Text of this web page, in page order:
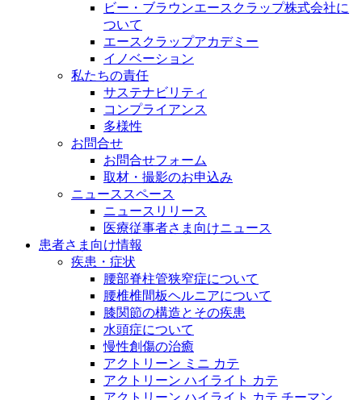
ビー・ブラウンエースクラップ株式会社に
ついて
エースクラップアカデミー
イノベーション
私たちの責任
サステナビリティ
コンプライアンス
多様性
お問合せ
お問合せフォーム
取材・撮影のお申込み
ニューススペース
ニュースリリース
医療従事者さま向けニュース
患者さま向け情報
疾患・症状
腰部脊柱管狭窄症について
腰椎椎間板ヘルニアについて
膝関節の構造とその疾患
水頭症について
慢性創傷の治癒
アクトリーン ミニ カテ
アクトリーン ハイライト カテ
アクトリーン ハイライト カテ チーマン